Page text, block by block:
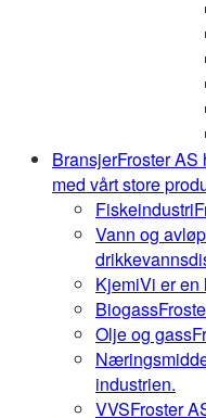
BransjerFroster AS
med vårt store
Fiskeindustri
Vann og avløp
KjemiVi er en
Biogass
Olje og gass
industrien.
VVSFroster